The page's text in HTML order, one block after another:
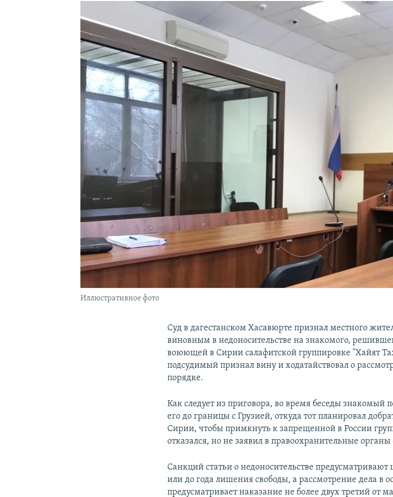
ПОДПИШИТЕСЬ НА РАССЫЛКУ
Иллюстративное фото
Суд в дагестанском Хасавюрте признал местного
виновным в недоносительстве на знакомого,
воюющей в Сирии салафитской группировке "Хайят
подсудимый признал вину и ходатайствовал о
порядке.
Как следует из приговора, во время беседы знакомый
его до границы с Грузией, откуда тот планировал
Сирии, чтобы примкнуть к запрещенной в России
отказался, но не заявил в правоохранительные
Санкций статьи о недоносительстве
или до года лишения свободы, а рассмотрение дела в
предусматривает наказание не более двух третий от